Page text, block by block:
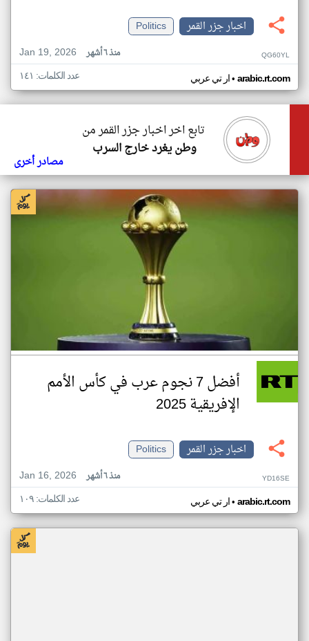
اخبار جزر القمر
Politics
Jan 19, 2026
منذ ٦ أشهر QG60YL
ار تي عربي• arabic.rt.com عدد الكلمات: ١٤١
تابع اخر اخبار جزر القمر من
وطن يغرد خارج السرب
مصادر أخرى
أفضل 7 نجوم عرب في كأس الأمم
الإفريقية 2025
اخبار جزر القمر
Politics
Jan 16, 2026
منذ ٦ أشهر YD16SE
ار تي عربي• arabic.rt.com عدد الكلمات: ١٠٩